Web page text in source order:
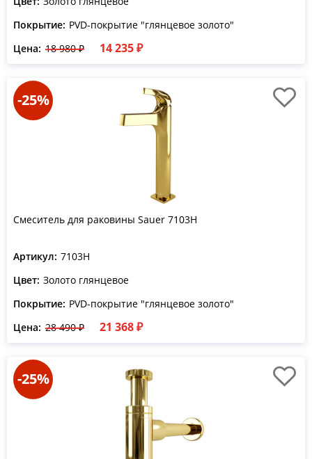
Покрытие: PVD-покрытие "глянцевое золото"
Цена: 18 980 ₽ 14 235 ₽
-25%
Смеситель для раковины Sauer 7103H
Артикул: 7103H
Цвет: Золото глянцевое
Покрытие: PVD-покрытие "глянцевое золото"
Цена: 28 490 ₽ 21 368 ₽
-25%